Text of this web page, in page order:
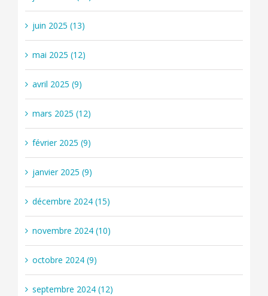
juin 2025 (13)
mai 2025 (12)
avril 2025 (9)
mars 2025 (12)
février 2025 (9)
janvier 2025 (9)
décembre 2024 (15)
novembre 2024 (10)
octobre 2024 (9)
septembre 2024 (12)